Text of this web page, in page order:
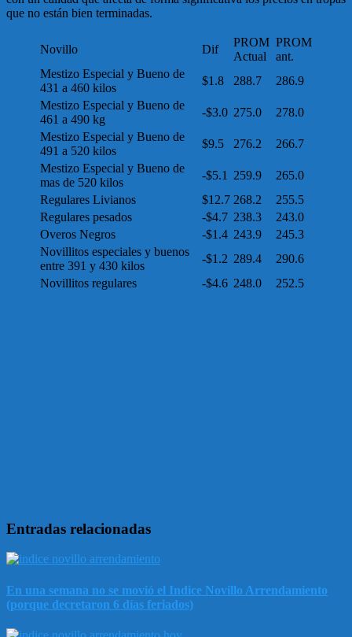
que no están bien terminadas.
Novillo Dif
PROM
Actual
PROM
ant.
Mestizo Especial y Bueno de
431 a 460 kilos
$1.8 288.7
286.9
Mestizo Especial y Bueno de
461 a 490 kg
-$3.0 275.0
278.0
Mestizo Especial y Bueno de
491 a 520 kilos
$9.5 276.2
266.7
Mestizo Especial y Bueno de
mas de 520 kilos
-$5.1 259.9
265.0
Regulares Livianos
$12.7 268.2
255.5
Regulares pesados
-$4.7 238.3
243.0
Overos Negros
-$1.4 243.9
245.3
Novillitos especiales y buenos
entre 391 y 430 kilos
-$1.2 289.4
290.6
Novillitos regulares
-$4.6 248.0 252.5
Entradas relacionadas
En una semana no se movió el Indice Novillo Arrendamiento
(porque decretaron 6 días feriados)